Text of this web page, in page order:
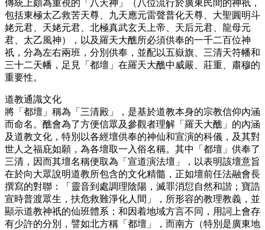
傳統上頗為重視的「八天神」（八位流行於廣東民間的神祇，
包括東極太乙救苦天尊、九天應元雷聲普化天尊、大聖圓明斗
姥元君、天姥元君、北極真武玄天上帝、天后元君、龍母元
君、太乙風神），以及羅天大醮所必須供奉的一千二百位神
祇，分為左右兩班，分別供奉，並配以五嶽旗、三清天符幡和
三十二天幡，足見「都壇」在羅天大醮中威嚴、莊重、肅穆的
重要性。
道教通識文化
將「都壇」稱為「三清殿」，是基於道教本身的宗教信仰內涵
而命名。醮會為了方便信眾及參觀者理解「羅天大醮」的內涵
及道教文化，特別以各經壇供奉的神仙和宣演的科儀，及其對
世人之福庇如願，為各壇取一入俗名稱。其中「都壇」供奉了
三清，因而其壇名稱便取為「宣道演法壇」，以表明該壇意旨
在於向大眾說明道教所包含的文化精髓，正如壇前任法融會長
撰寫的對聯：「靈音到處調理陰陽，滅罪消愆自然和諧；寶誥
宣時普渡眾生，扶危救難淨化人間」，所形容的教理教義，並
顯示道教神祇的仙班體系；和因着地域方言不同，用詞上會存
有少許的分別，譬如北方稱「都壇」，而南方（特別是廣東地